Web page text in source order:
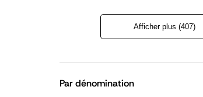
Afficher plus (407)
la
Par dénomination